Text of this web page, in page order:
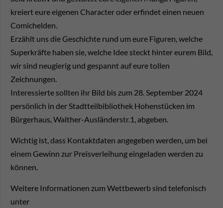
kreiert eure eigenen Character oder erfindet einen neuen
Comichelden.
Erzählt uns die Geschichte rund um eure Figuren, welche
Superkräfte haben sie, welche Idee steckt hinter eurem Bild,
wir sind neugierig und gespannt auf eure tollen
Zeichnungen.
Interessierte sollten ihr Bild bis zum 28. September 2024
persönlich in der Stadtteilbibliothek Hohenstücken im
Bürgerhaus, Walther-Ausländerstr.1, abgeben.
Wichtig ist, dass Kontaktdaten angegeben werden, um bei
einem Gewinn zur Preisverleihung eingeladen werden zu
können.
Weitere Informationen zum Wettbewerb sind telefonisch
unter